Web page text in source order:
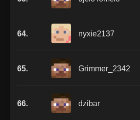
64. nyxie2137
65. Grimmer_2342
66. dzibar